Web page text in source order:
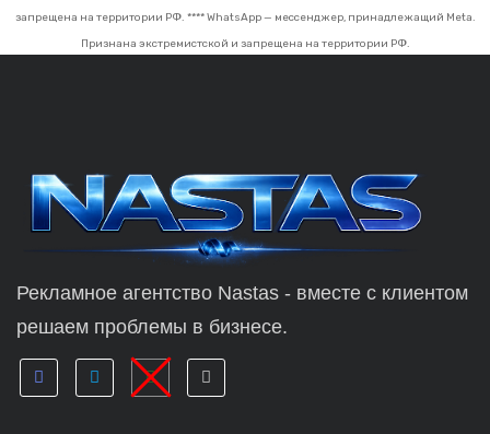
запрещена на территории РФ. **** WhatsApp — мессенджер, принадлежащий Meta.
Признана экстремистской и запрещена на территории РФ.
Рекламное агентство Nastas - вместе с клиентом
решаем проблемы в бизнесе.